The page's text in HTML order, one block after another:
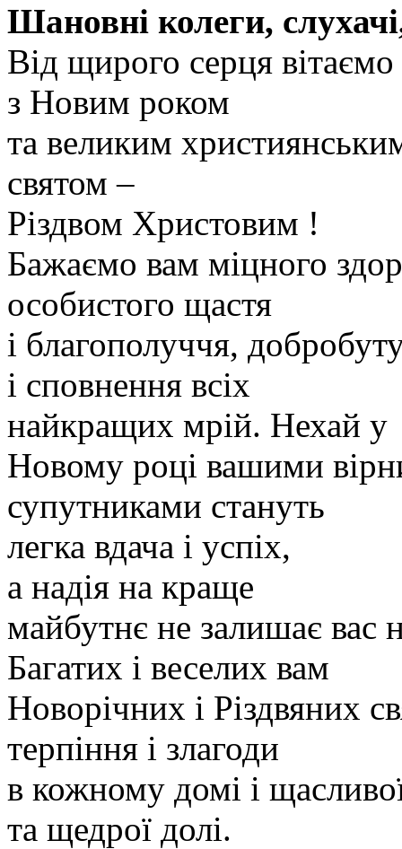
Шановні колеги,
Від щирого серця вітаємо
з Новим роком
та великим
святом –
Різдвом Христовим !
Бажаємо вам міцного
особистого щастя
і благополуччя,
і сповнення всіх
найкращих мрій. Нехай у
Новому році вашими
супутниками стануть
легка вдача і успіх,
а надія на краще
майбутнє не залишає вас
Багатих і веселих вам
Новорічних і Різдвяних
терпіння і злагоди
в кожному домі і
та щедрої долі.